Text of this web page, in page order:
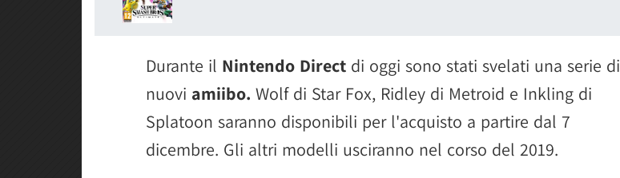
Durante il Nintendo Direct di oggi sono stati svelati una serie di
nuovi amiibo. Wolf di Star Fox, Ridley di Metroid e Inkling di
Splatoon saranno disponibili per l'acquisto a partire dal 7
dicembre. Gli altri modelli usciranno nel corso del 2019.